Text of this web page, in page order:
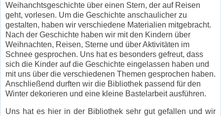
Weihanchtsgeschichte über einen Stern, der auf Reisen
geht, vorlesen. Um die Geschichte anschaulicher zu
gestalten, haben wir verschiedene Materialien mitgebracht.
Nach der Geschichte haben wir mit den Kindern über
Weihnachten, Reisen, Sterne und über Aktivitäten im
Schnee gesprochen. Uns hat es besonders gefreut, dass
sich die Kinder auf die Geschichte eingelassen haben und
mit uns über die verschiedenen Themen gesprochen haben.
Anschließend durften wir die Bibliothek passend für den
Winter dekorieren und eine kleine Bastelarbeit ausführen.
Uns hat es hier in der Bibliothek sehr gut gefallen und wir